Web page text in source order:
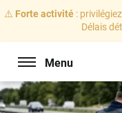
⚠️ Forte activité:
Délais
Menu